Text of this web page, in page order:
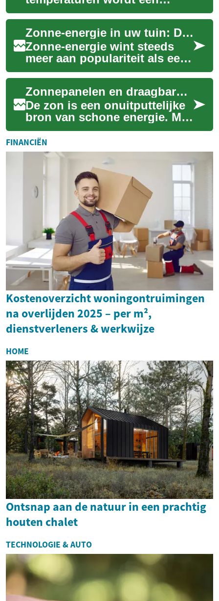
draagbare airconditioner
steeds vaker gezien als een
praktische oplo...
Zonne-energie in uw tuin: Draagbare systemen voor duurzame kracht
Zonne-energie wint steeds
meer aan populariteit als een
schone en hernieuwbare
energiebron. Met de
ontwikkeling van d...
Zonnepanelen en draagbare systemen: Energie voor huis en tuin
De zon is een onuitputtelijke
bron van schone energie. Met
de juiste technologie kunnen
we deze energie opvangen en
g...
FINANCIËN
Kostenoverzicht woningontruimingen
na overlijden 2025 – per m²,
dienstverleners & werkwijze
HOME
Ontsnap aan de natuur in een prachtig
houten chalet
TECHNOLOGIE & AUTO